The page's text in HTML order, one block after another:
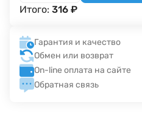
Итого: 316 ₽
Гарантия и качество
Обмен или возврат
On-line оплата на сайте
Обратная связь